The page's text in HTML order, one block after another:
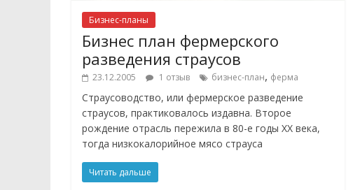
Бизнес-планы
Бизнес план фермерского
разведения страусов
23.12.2005 1 отзыв бизнес-план, ферма
Страусоводство, или фермерское разведение
страусов, практиковалось издавна. Второе
рождение отрасль пережила в 80-е годы XX века,
тогда низкокалорийное мясо страуса
Читать дальше